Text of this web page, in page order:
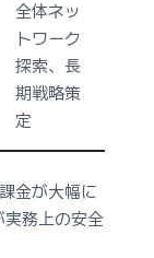
全体ネッ
トワーク
探索、長
期戦略策
定
金が大幅に
務上の安全